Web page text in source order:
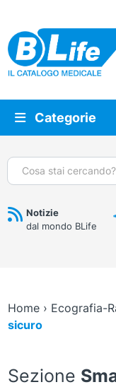
Vai al contenuto principale
Categorie
Cerca:
Notizie
dal mondo BLife
Home› Ecografia-
sicuro
Sezione